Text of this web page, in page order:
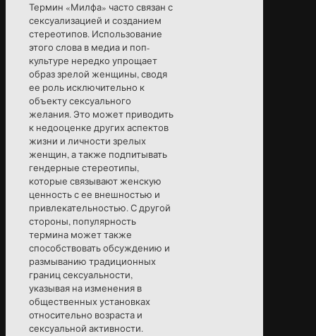
Термин «Милфа» часто связан с
сексуализацией и созданием
стереотипов. Использование
этого слова в медиа и поп-
культуре нередко упрощает
образ зрелой женщины, сводя
ее роль исключительно к
объекту сексуального
желания. Это может приводить
к недооценке других аспектов
жизни и личности зрелых
женщин, а также подпитывать
гендерные стереотипы,
которые связывают женскую
ценность с ее внешностью и
привлекательностью. С другой
стороны, популярность
термина может также
способствовать обсуждению и
размыванию традиционных
границ сексуальности,
указывая на изменения в
общественных установках
относительно возраста и
сексуальной активности.